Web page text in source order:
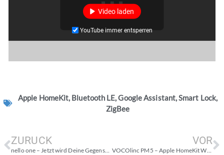
Video laden
YouTube immer entsperren
Apple HomeKit, Bluetooth LE,Google Assistant,Smart Lock,
ZigBee
ZURÜCK
nello one – Jetzt wird Deine Gegensprechanlage auch smart
VOR
VOCOlinc PM5 – Apple HomeKit WLAN Steckdose verfügbar